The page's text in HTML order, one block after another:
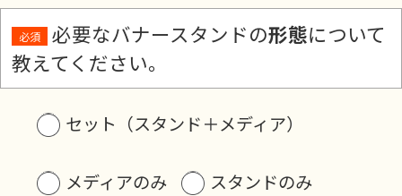
必須 必要なバナースタンドの形態について
教えてください。
セット（スタンド＋メディア）
メディアのみ スタンドのみ